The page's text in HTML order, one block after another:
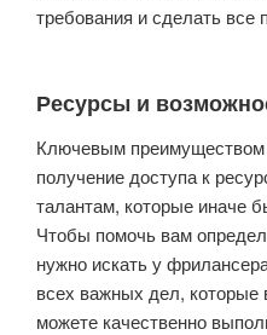
требования и сделать все
Ресурсы и
Ключевым преимуществом
получение доступа к
талантам, которые иначе
Чтобы помочь вам
нужно искать у
всех важных дел, которые
можете качественно